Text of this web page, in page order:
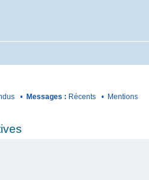
• Messages : Récents• Mentions